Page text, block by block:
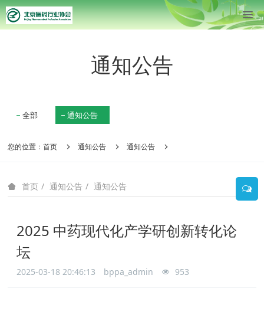
通知公告
全部 通知公告
您的位置：首页 通知公告 通知公告
首页 通知公告 通知公告
2025 中药现代化产学研创新转化论
坛
2025-03-18 20:46:13 bppa_admin 953